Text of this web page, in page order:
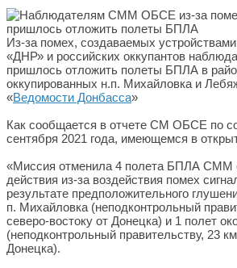
Из-за помех, создаваемых
«ДНР» и российских оккупантов
пришлось отложить полеты БПЛА в
оккупированных н.п. Михайловка и
«Ведомости Донбасса»
Как сообщается в отчете СМ ОБСЕ по
сентября 2021 года, имеющемся в
«Миссия отменила 4 полета БПЛА СММ
действия из-за воздействия помех
результате предположительного
п. Михайловка (неподконтрольный
северо-востоку от Донецка) и 1 полет
(неподконтрольный правительству, 23
Донецка).